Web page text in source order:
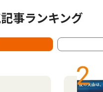
事ランキング
2